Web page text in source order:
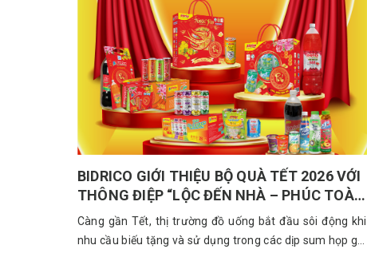
BIDRICO GIỚI THIỆU BỘ QUÀ TẾT 2026 VỚI
THÔNG ĐIỆP “LỘC ĐẾN NHÀ – PHÚC TOÀN
GIA”
Càng gần Tết, thị trường đồ uống bắt đầu sôi động khi
nhu cầu biếu tặng và sử dụng trong các dịp sum họp gia